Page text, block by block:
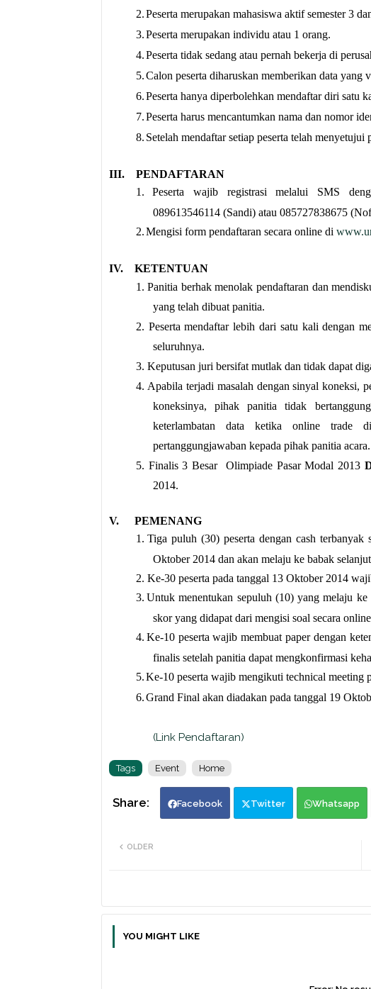
2.Peserta merupakan mahasiswa aktif semester 3
3.Peserta merupakan individu atau 1 orang.
4.Peserta tidak sedang atau pernah bekerja di
5.Calon peserta diharuskan memberikan data yang
6.Peserta hanya diperbolehkan mendaftar diri satu
7.Peserta harus mencantumkan nama dan nomor
8. Setelah mendaftar setiap peserta telah
III.
PENDAFTARAN
1.
Peserta wajib registrasi melalui SMS
089613546114 (Sandi) atau 085727838675
2.Mengisi form pendaftaran secara online di
IV.
KETENTUAN
1. Panitia berhak menolak pendaftaran dan
yang telah dibuat panitia.
2. Peserta mendaftar lebih dari satu kali dengan
seluruhnya.
3. Keputusan juri bersifat mutlak dan tidak dapat
4. Apabila terjadi masalah dengan sinyal koneksi,
koneksinya, pihak panitia tidak
keterlambatan data ketika online trade
pertanggungjawaban kepada pihak panitia acara.
5. Finalis 3 Besar Olimpiade Pasar Modal 2013
2014.
V.
PEMENANG
1. Tiga puluh (30) peserta dengan cash
Oktober 2014 dan akan melaju ke babak
2. Ke-30 peserta pada tanggal 13 Oktober 2014
3. Untuk menentukan sepuluh (10) yang melaju
skor yang didapat dari mengisi soal secara
4. Ke-10 peserta wajib membuat paper dengan
finalis setelah panitia dapat mengkonfirmasi
5.Ke-10 peserta wajib mengikuti technical meeting
6.Grand Final akan diadakan pada tanggal 19
(Link Pendaftaran)
Tags Event Home
Facebook Twitter Whatsapp
OLDER
YOU MIGHT LIKE